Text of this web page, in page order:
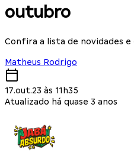
outubro
Confira a lista de novidades e
Matheus Rodrigo
17.out.23 às 11h35
Atualizado há quase 3 anos